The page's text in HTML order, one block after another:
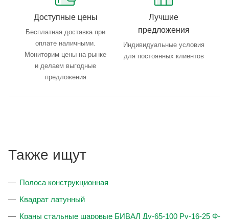
Доступные цены
Бесплатная доставка при
оплате наличными.
Мониторим цены на рынке
и делаем выгодные
предложения
Лучшие
предложения
Индивидуальные условия
для постоянных клиентов
Также ищут
Полоса конструкционная
Квадрат латунный
Краны стальные шаровые БИВАЛ Ду-65-100 Ру-16-25 Ф-